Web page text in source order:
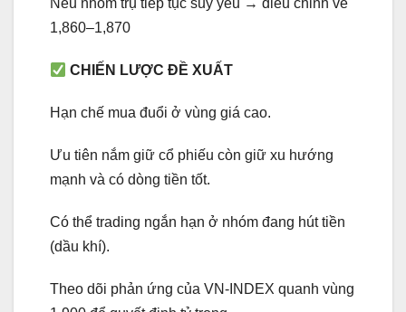
Nếu nhóm trụ tiếp tục suy yếu → điều chỉnh về
1,860–1,870
CHIẾN LƯỢC ĐỀ XUẤT
Hạn chế mua đuổi ở vùng giá cao.
Ưu tiên nắm giữ cổ phiếu còn giữ xu hướng
mạnh và có dòng tiền tốt.
Có thể trading ngắn hạn ở nhóm đang hút tiền
(dầu khí).
Theo dõi phản ứng của VN-INDEX quanh vùng